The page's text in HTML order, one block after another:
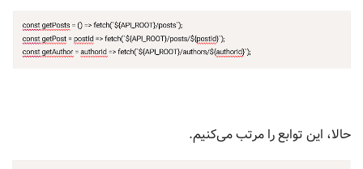
حالا، این توابع را مرتب می‌کنیم.